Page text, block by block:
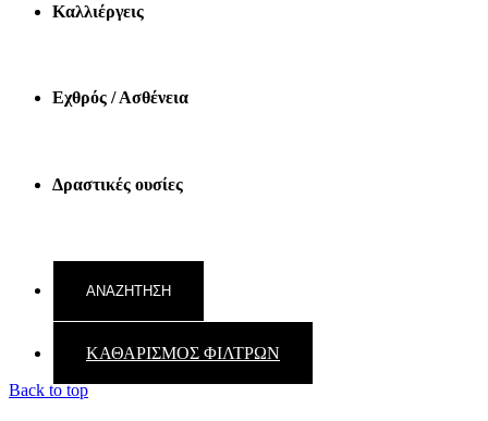
Καλλιέργεις
Εχθρός / Ασθένεια
Δραστικές ουσίες
ΚΑΘΑΡΙΣΜΟΣ ΦΙΛΤΡΩΝ
Back to top